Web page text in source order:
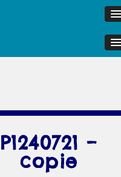
P1240721 –
copie